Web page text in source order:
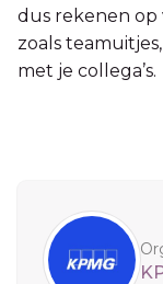
dus rekenen op
zoals
met je collega’s.